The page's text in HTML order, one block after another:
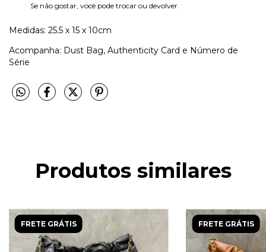
Se não gostar, você pode trocar ou devolver.
Medidas: 25.5 x 15 x 10cm
Acompanha: Dust Bag, Authenticity Card e Número de
Série
Produtos similares
FRETE GRÁTIS FRETE GRÁTIS